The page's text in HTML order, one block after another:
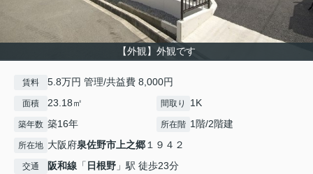
【外観】外観です
賃料 5.8万円 管理/共益費 8,000円
面積 23.18㎡ 間取り 1K
築年数 築16年 所在階 1階/2階建
所在地 大阪府泉佐野市上之郷１９４２
交通 阪和線 「 日根野 」駅 徒歩23分